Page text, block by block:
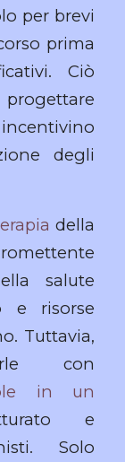
per brevi
prima
Ciò
degli
della
salute
e risorse
Tuttavia,
con
in un
e
Solo